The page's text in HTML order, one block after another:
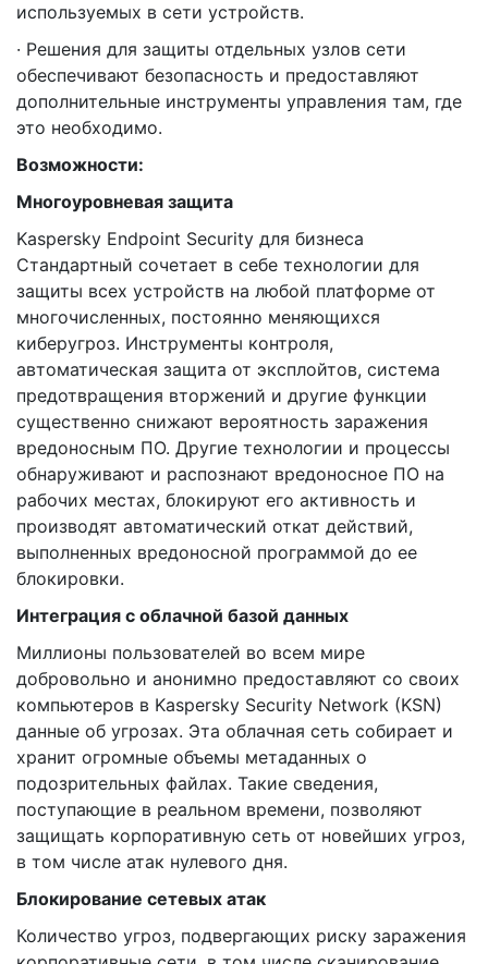
используемых в сети устройств.
· Решения для защиты отдельных узлов сети
обеспечивают безопасность и предоставляют
дополнительные инструменты управления там, где
это необходимо.
Возможности:
Многоуровневая защита
Kaspersky Endpoint Security для бизнеса
Стандартный сочетает в себе технологии для
защиты всех устройств на любой платформе от
многочисленных, постоянно меняющихся
киберугроз. Инструменты контроля,
автоматическая защита от эксплойтов, система
предотвращения вторжений и другие функции
существенно снижают вероятность заражения
вредоносным ПО. Другие технологии и процессы
обнаруживают и распознают вредоносное ПО на
рабочих местах, блокируют его активность и
производят автоматический откат действий,
выполненных вредоносной программой до ее
блокировки.
Интеграция с облачной базой данных
Миллионы пользователей во всем мире
добровольно и анонимно предоставляют со своих
компьютеров в Kaspersky Security Network (KSN)
данные об угрозах. Эта облачная сеть собирает и
хранит огромные объемы метаданных о
подозрительных файлах. Такие сведения,
поступающие в реальном времени, позволяют
защищать корпоративную сеть от новейших угроз,
в том числе атак нулевого дня.
Блокирование сетевых атак
Количество угроз, подвергающих риску заражения